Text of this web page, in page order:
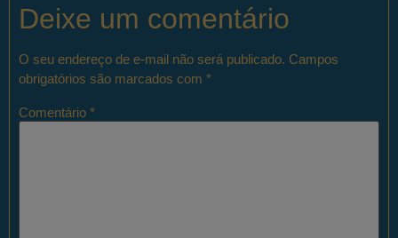
Deixe um comentário
O seu endereço de e-mail não será publicado. Campos
obrigatórios são marcados com *
Comentário *